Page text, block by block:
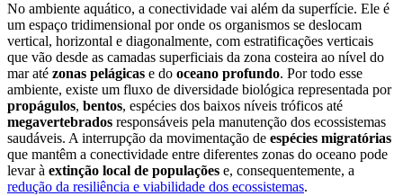
No ambiente aquático, a conectividade vai além da superfície. Ele é
um espaço tridimensional por onde os organismos se deslocam
vertical, horizontal e diagonalmente, com estratificações verticais
que vão desde as camadas superficiais da zona costeira ao nível do
mar até zonas pelágicas e do oceano profundo. Por todo esse
ambiente, existe um fluxo de diversidade biológica representada por
propágulos, bentos, espécies dos baixos níveis tróficos até
megavertebrados responsáveis pela manutenção dos ecossistemas
saudáveis. A interrupção da movimentação de espécies migratórias
que mantêm a conectividade entre diferentes zonas do oceano pode
levar à extinção local de populações e, consequentemente, a
redução da resiliência e viabilidade dos ecossistemas.